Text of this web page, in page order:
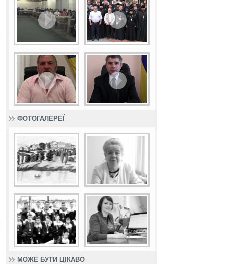
ФОТОГАЛЕРЕЇ
МОЖЕ БУТИ ЦІКАВО